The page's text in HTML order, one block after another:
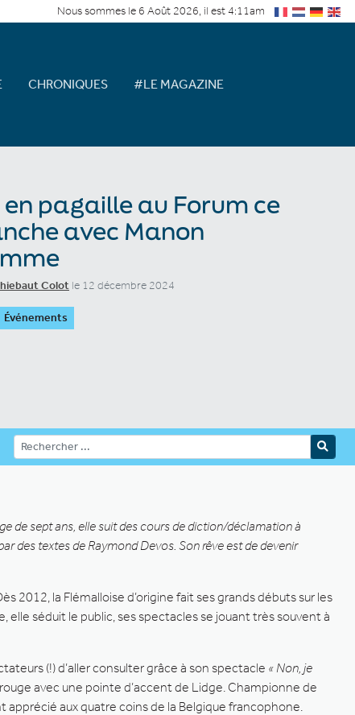
Nous sommes le 6 Août 2026, il est 4:11am
CHRONIQUES #LE MAGAZINE
en pagaille au Forum ce
avec Manon
Colot le 12 décembre 2024
Événements
de sept ans, elle suit des cours de diction/déclamation à
des textes de Raymond Devos. Son rêve est de devenir
2012, la Flémalloise d’origine fait ses grands débuts sur les
elle séduit le public, ses spectacles se jouant très souvent à
(!) d’aller consulter grâce à son spectacle « Non, je
avec une pointe d’accent de Lidge. Championne de
aux quatre coins de la Belgique francophone.